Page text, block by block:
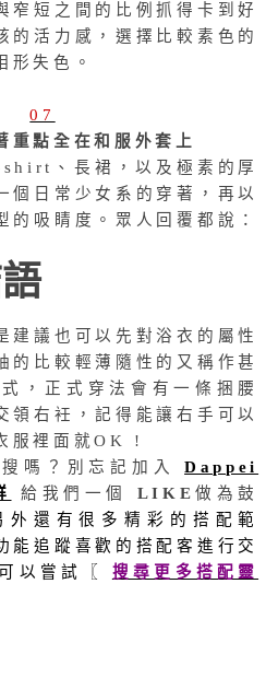
窄短之間的比例抓得卡到好
的活力感，選擇比較素色的
形失色。
重點全在和服外套上
、長裙，以及極素的厚
個日常少女系的穿著，再以
的吸睛度。眾人回覆都說：
建議也可以先對浴衣的屬性
的比較輕薄隨性的又稱作甚
，正式穿法會有一條捆腰
領右衽，記得能讓右手可以
服裡面就OK !
搜嗎？別忘記加入Dappei
給我們一個 LIKE 做為鼓
外還有很多精彩的搭配範
能追蹤喜歡的搭配客進行交
以嘗試〖 搜尋更多搭配靈